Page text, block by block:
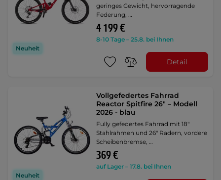
Neuheit
geringes Gewicht, hervorragende
Federung, …
4 199 €
8-10 Tage – 25.8. bei Ihnen
Detail
Neuheit
Vollgefedertes Fahrrad
Reactor Spitfire 26" – Modell
2026 - blau
Fully gefedertes Fahrrad mit 18"
Stahlrahmen und 26" Rädern, vordere
Scheibenbremse, …
369 €
auf Lager – 17.8. bei Ihnen